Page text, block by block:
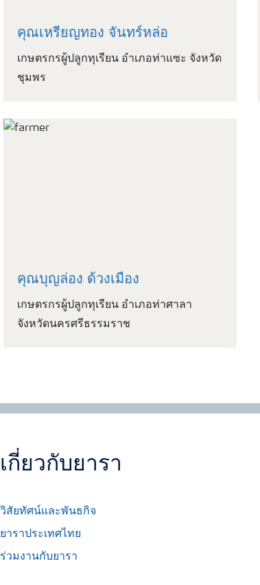
คุณเหรียญทอง จันทร์หล่อ
เกษตรกรผู้ปลูกทุเรียน อำเภอท่าแซะ จังหวัด
ชุมพร
คุณบุญล่อง ด้วงเมือง
เกษตรกรผู้ปลูกทุเรียน อำเภอท่าศาลา
จังหวัดนครศรีธรรมราช
เกี่ยวกับยารา
วิสัยทัศน์และพันธกิจ
ยาราประเทศไทย
ร่วมงานกับยารา